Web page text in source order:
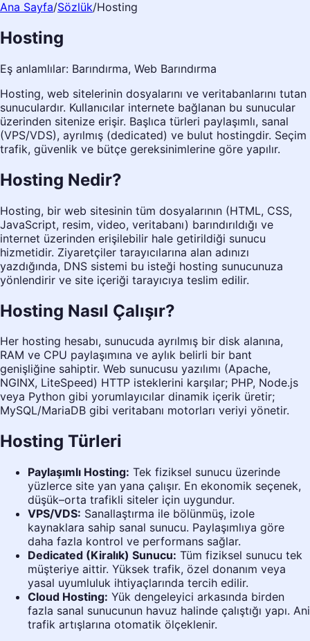
Ana Sayfa/Sözlük/Hosting
Hosting
Eş anlamlılar: Barındırma, Web Barındırma
Hosting, web sitelerinin dosyalarını ve veritabanlarını tutan
sunuculardır. Kullanıcılar internete bağlanan bu sunucular
üzerinden sitenize erişir. Başlıca türleri paylaşımlı, sanal
(VPS/VDS), ayrılmış (dedicated) ve bulut hostingdir. Seçim
trafik, güvenlik ve bütçe gereksinimlerine göre yapılır.
Hosting Nedir?
Hosting, bir web sitesinin tüm dosyalarının (HTML, CSS,
JavaScript, resim, video, veritabanı) barındırıldığı ve
internet üzerinden erişilebilir hale getirildiği sunucu
hizmetidir. Ziyaretçiler tarayıcılarına alan adınızı
yazdığında, DNS sistemi bu isteği hosting sunucunuza
yönlendirir ve site içeriği tarayıcıya teslim edilir.
Hosting Nasıl Çalışır?
Her hosting hesabı, sunucuda ayrılmış bir disk alanına,
RAM ve CPU paylaşımına ve aylık belirli bir bant
genişliğine sahiptir. Web sunucusu yazılımı (Apache,
NGINX, LiteSpeed) HTTP isteklerini karşılar; PHP, Node.js
veya Python gibi yorumlayıcılar dinamik içerik üretir;
MySQL/MariaDB gibi veritabanı motorları veriyi yönetir.
Hosting Türleri
Paylaşımlı Hosting: Tek fiziksel sunucu üzerinde
yüzlerce site yan yana çalışır. En ekonomik seçenek,
düşük–orta trafikli siteler için uygundur.
VPS/VDS: Sanallaştırma ile bölünmüş, izole
kaynaklara sahip sanal sunucu. Paylaşımlıya göre
daha fazla kontrol ve performans sağlar.
Dedicated (Kiralık) Sunucu: Tüm fiziksel sunucu tek
müşteriye aittir. Yüksek trafik, özel donanım veya
yasal uyumluluk ihtiyaçlarında tercih edilir.
Cloud Hosting: Yük dengeleyici arkasında birden
fazla sanal sunucunun havuz halinde çalıştığı yapı. Ani
trafik artışlarına otomatik ölçeklenir.